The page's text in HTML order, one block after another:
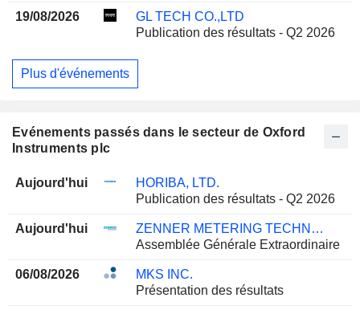
19/08/2026
GL TECH CO.,LTD
Publication des résultats - Q2 2026
Plus d'événements
Evénements passés dans le secteur de Oxford
Instruments plc
Aujourd'hui
HORIBA, LTD.
Publication des résultats - Q2 2026
Aujourd'hui
ZENNER METERING TECHNOLOGY (SHANGHAI) LTD.
Assemblée Générale Extraordinaire
06/08/2026
MKS INC.
Présentation des résultats